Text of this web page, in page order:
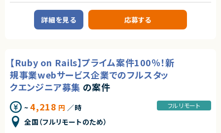
CTO/VPoE/テックリード
インフラエンジニア/SRE
■事業概要
事業部を横断した開発の支援を行う部署です。
事業立ち上げの支援や事業ブーストするための横断支援を行います。
一つのサービスだけじゃなく、様々なサービスと関わり事業をブーストするた
迅速なキャッチアップを求められますが横断的に事業に関わることで様々な
開発環境に携わることができます。
今回は開発支援のプロジェクトの増加に基づき、開発業務から開発支援を
行っていただくフルスタックエンジニアを募集します！
詳細を見る 応募する
【Ruby on Rails】プライム案件100％！新
規事業webサービス企業でのフルスタッ
クエンジニア募集 の案件
~4,218 円 ／時
全国（フルリモートのため）
フルリモート